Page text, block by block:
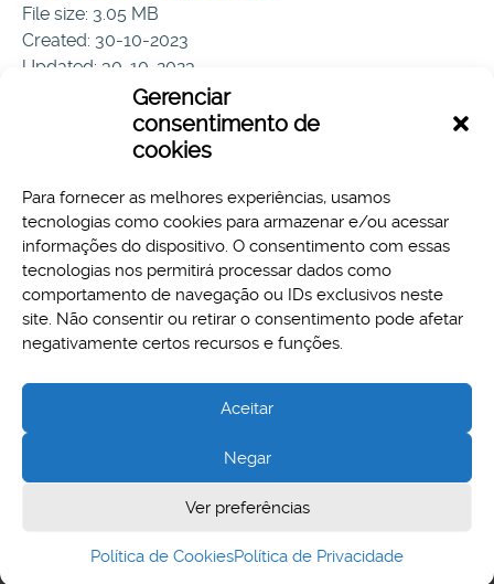
Gerenciar
consentimento de
cookies
Para fornecer as melhores experiências, usamos
tecnologias como cookies para armazenar e/ou acessar
informações do dispositivo. O consentimento com essas
tecnologias nos permitirá processar dados como
comportamento de navegação ou IDs exclusivos neste
site. Não consentir ou retirar o consentimento pode afetar
negativamente certos recursos e funções.
Aceitar
Negar
Ver preferências
Política de CookiesPolítica de Privacidade
File size: 3.05 MB
Created: 30-10-2023
Updated: 30-10-2023
Download Preview
Aspectos legais e responsabilidades
Política de Privacidade
Cidade Administrativa - Rodovia Papa João Paulo II, 3777 -
Serra Verde, Belo Horizonte, MG - CEP 31630-903